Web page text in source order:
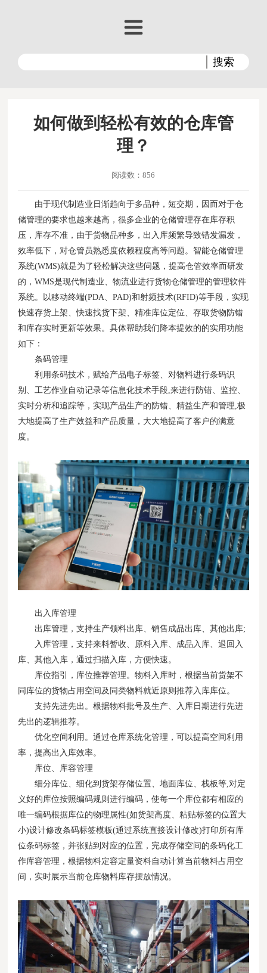
如何做到轻松有效的仓库管
理？
阅读数：856
由于现代制造业日渐趋向于多品种，短交期，因而对于仓
储管理的要求也越来越高，很多企业的仓储管理存在库存积
压，库存不准，由于货物品种多，出入库频繁导致错发漏发，
效率低下，对仓管员熟悉度依赖程度高等问题。智能仓储管理
系统(WMS)就是为了轻松解决这些问题，提高仓管效率而研发
的，WMS是现代制造业、物流业进行货物仓储管理的管理软件
系统。以移动终端(PDA、PAD)和射频技术(RFID)等手段，实现
快速存货上架、快速找货下架、精准库位定位、存取货物防错
和库存实时更新等效果。具体帮助我们降本提效的的实用功能
如下：
条码管理
利用条码技术，赋给产品电子标签、对物料进行条码识
别、工艺作业自动记录等信息化技术手段,来进行防错、监控、
实时分析和追踪等，实现产品生产的防错、精益生产和管理,极
大地提高了生产效益和产品质量，大大地提高了客户的满意
度。
出入库管理
出库管理，支持生产领料出库、销售成品出库、其他出库;
入库管理，支持来料暂收、原料入库、成品入库、退回入
库、其他入库，通过扫描入库，方便快速。
库位指引，库位推荐管理。物料入库时，根据当前货架不
同库位的货物占用空间及同类物料就近原则推荐入库库位。
支持先进先出。根据物料批号及生产、入库日期进行先进
先出的逻辑推荐。
优化空间利用。通过仓库系统化管理，可以提高空间利用
率，提高出入库效率。
库位、库容管理
细分库位、细化到货架存储位置、地面库位、栈板等,对定
义好的库位按照编码规则进行编码，使每一个库位都有相应的
唯一编码根据库位的物理属性(如货架高度、粘贴标签的位置大
小)设计修改条码标签模板(通过系统直接设计修改)打印所有库
位条码标签，并张贴到对应的位置，完成存储空间的条码化工
作库容管理，根据物料定容定量资料自动计算当前物料占用空
间，实时展示当前仓库物料库存摆放情况。